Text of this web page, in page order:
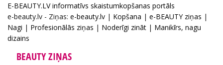
E-BEAUTY.LV informatīvs skaistumkopšanas portāls
e-beauty.lv - Ziņas: e-beauty.lv | Kopšana | e-BEAUTY ziņas |
Nagi | Profesionālās ziņas | Noderīgi zināt | Manikīrs, nagu
dizains
BEAUTY ZIŅAS